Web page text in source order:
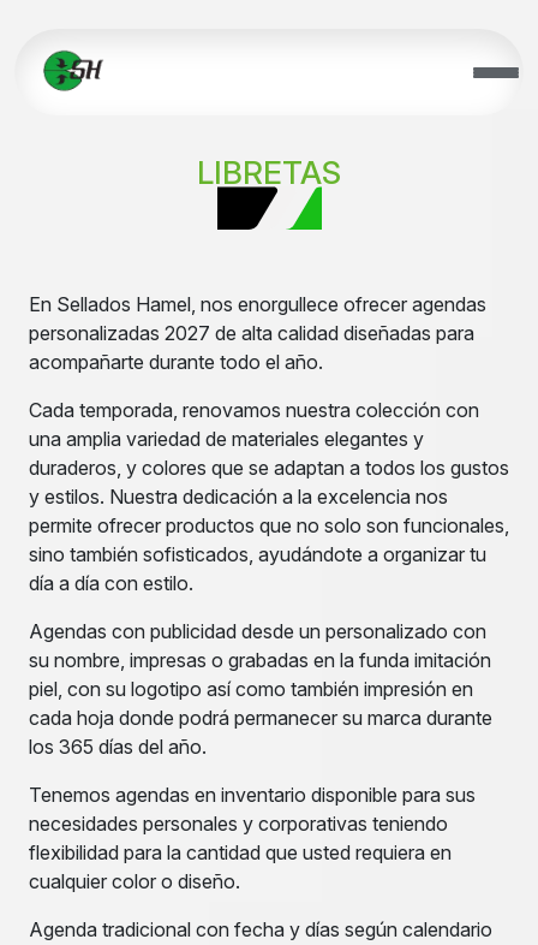
LIBRETAS
En Sellados Hamel, nos enorgullece ofrecer agendas
personalizadas 2027 de alta calidad diseñadas para
acompañarte durante todo el año.
Cada temporada, renovamos nuestra colección con
una amplia variedad de materiales elegantes y
duraderos, y colores que se adaptan a todos los gustos
y estilos. Nuestra dedicación a la excelencia nos
permite ofrecer productos que no solo son funcionales,
sino también sofisticados, ayudándote a organizar tu
día a día con estilo.
Agendas con publicidad desde un personalizado con
su nombre, impresas o grabadas en la funda imitación
piel, con su logotipo así como también impresión en
cada hoja donde podrá permanecer su marca durante
los 365 días del año.
Tenemos agendas en inventario disponible para sus
necesidades personales y corporativas teniendo
flexibilidad para la cantidad que usted requiera en
cualquier color o diseño.
Agenda tradicional con fecha y días según calendario